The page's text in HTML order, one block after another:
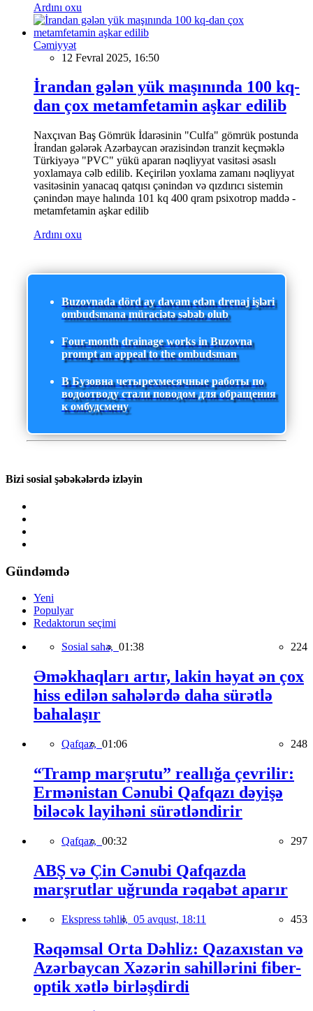
Ardını oxu
Cəmiyyət
12 Fevral 2025, 16:50
İrandan gələn yük maşınında 100 kq-
dan çox metamfetamin aşkar edilib
Naxçıvan Baş Gömrük İdarəsinin "Culfa" gömrük postunda
İrandan gələrək Azərbaycan ərazisindən tranzit keçməklə
Türkiyəyə "PVC" yükü aparan nəqliyyat vasitəsi əsaslı
yoxlamaya cəlb edilib. Keçirilən yoxlama zamanı nəqliyyat
vasitəsinin yanacaq qatqısı çənindən və qızdırıcı sistemin
çənindən maye halında 101 kq 400 qram psixotrop maddə -
metamfetamin aşkar edilib
Ardını oxu
Buzovnada dörd ay davam edən drenaj işləri
ombudsmana müraciətə səbəb olub
Four-month drainage works in Buzovna
prompt an appeal to the ombudsman
В Бузовна четырехмесячные работы по
водоотводу стали поводом для обращения
к омбудсмену
Bizi sosial şəbəkələrdə izləyin
Gündəmdə
Yeni
Populyar
Redaktorun seçimi
Sosial sahə, 01:38 224
Əməkhaqları artır, lakin həyat ən çox
hiss edilən sahələrdə daha sürətlə
bahalaşır
Qafqaz, 01:06 248
“Tramp marşrutu” reallığa çevrilir:
Ermənistan Cənubi Qafqazı dəyişə
biləcək layihəni sürətləndirir
Qafqaz, 00:32 297
ABŞ və Çin Cənubi Qafqazda
marşrutlar uğrunda rəqabət aparır
Ekspress təhlil, 05 avqust, 18:11 453
Rəqəmsal Orta Dəhliz: Qazaxıstan və
Azərbaycan Xəzərin sahillərini fiber-
optik xətlə birləşdirdi